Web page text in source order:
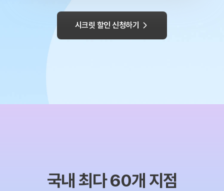
시크릿 할인 신청하기
국내 최다 60개 지점